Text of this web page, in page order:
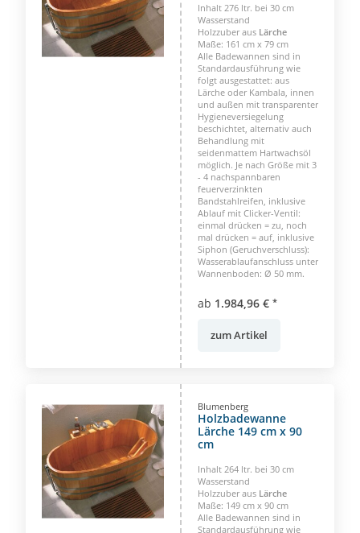
Inhalt 276 ltr. bei 30 cm
Wasserstand
Holzzuber aus Lärche
Maße: 161 cm x 79 cm
Alle Badewannen sind in
Standardausführung wie
folgt ausgestattet: aus
Lärche oder Kambala, innen
und außen mit transparenter
Hygieneversiegelung
beschichtet, alternativ auch
Behandlung mit
seidenmattem Hartwachsöl
möglich. Je nach Größe mit 3
- 4 nachspannbaren
feuerverzinkten
Bandstahlreifen, inklusive
Ablauf mit Clicker-Ventil:
einmal drücken = zu, noch
mal drücken = auf, inklusive
Siphon (Geruchverschluss):
Wasserablaufanschluss unter
Wannenboden: Ø 50 mm.
ab 1.984,96 € *
zum Artikel
Blumenberg
Holzbadewanne
Lärche 149 cm x 90
cm
Inhalt 264 ltr. bei 30 cm
Wasserstand
Holzzuber aus Lärche
Maße: 149 cm x 90 cm
Alle Badewannen sind in
Standardausführung wie